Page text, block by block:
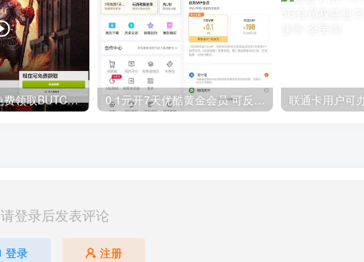
GOG平台限时免费领取BUTCHER（屠夫） 0.1元开7天优酷黄金会员 可反复开通需要关闭自动续费
请登录后发表评论
登录 注册